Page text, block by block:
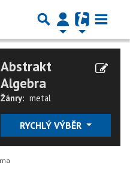
Abstrakt
Algebra
Žánry: metal
RYCHLÝ VÝBĚR